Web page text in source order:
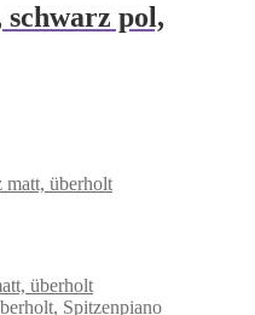
pol,
überholt